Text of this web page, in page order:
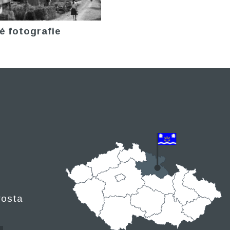
fotografie